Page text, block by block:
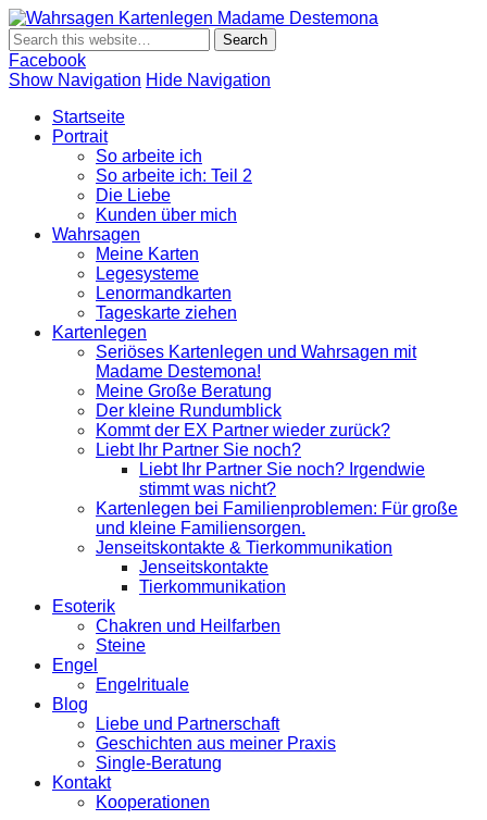
Wahrsagen und Kartenlegen Madame Destemona
Facebook
Show Navigation Hide Navigation
Startseite
Portrait
So arbeite ich
So arbeite ich: Teil 2
Die Liebe
Kunden über mich
Wahrsagen
Meine Karten
Legesysteme
Lenormandkarten
Tageskarte ziehen
Kartenlegen
Seriöses Kartenlegen und Wahrsagen mit
Madame Destemona!
Meine Große Beratung
Der kleine Rundumblick
Kommt der EX Partner wieder zurück?
Liebt Ihr Partner Sie noch?
Liebt Ihr Partner Sie noch? Irgendwie
stimmt was nicht?
Kartenlegen bei Familienproblemen: Für große
und kleine Familiensorgen.
Jenseitskontakte & Tierkommunikation
Jenseitskontakte
Tierkommunikation
Esoterik
Chakren und Heilfarben
Steine
Engel
Engelrituale
Blog
Liebe und Partnerschaft
Geschichten aus meiner Praxis
Single-Beratung
Kontakt
Kooperationen